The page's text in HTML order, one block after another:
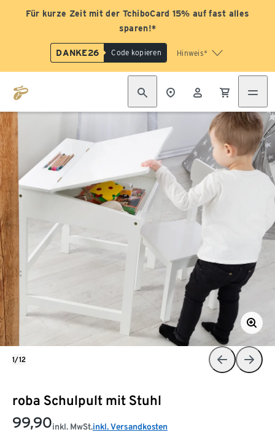
Für kurze Zeit mit der TchiboCard 15% auf fast alles
sparen!*
DANKE26 Code kopieren Hinweis*
roba Schulpult mit Stuhl
99,90inkl. MwSt.inkl. Versandkosten
1/12